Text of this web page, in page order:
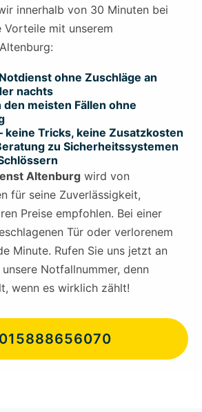
innerhalb von 30 Minuten bei
Vorteile mit unserem
ohne Zuschläge an
nachts
meisten Fällen ohne
keine Tricks, keine Zusatzkosten
zu Sicherheitssystemen
Altenburg wird von
für seine Zuverlässigkeit,
Preise empfohlen. Bei einer
Tür oder verlorenem
Minute. Rufen Sie uns jetzt an
Notfallnummer, denn
wenn es wirklich zählt!
015888656070